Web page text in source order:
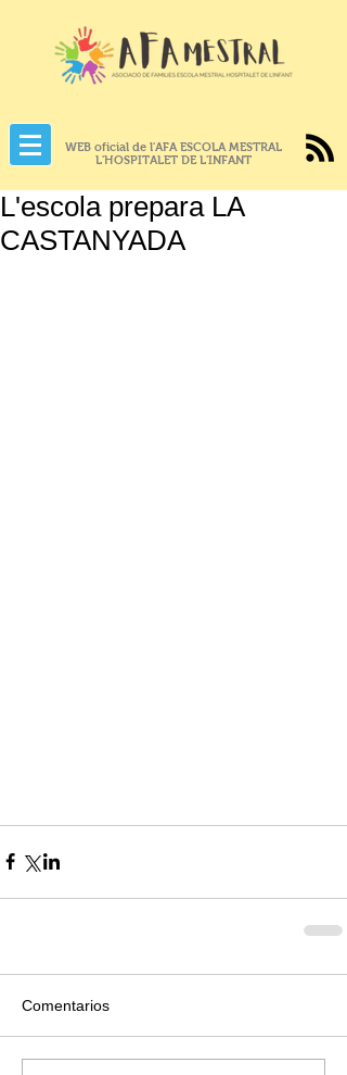
WEB oficial de l'AFA ESCOLA MESTRAL
L'HOSPITALET DE L'INFANT
L'escola prepara LA
CASTANYADA
Comentarios